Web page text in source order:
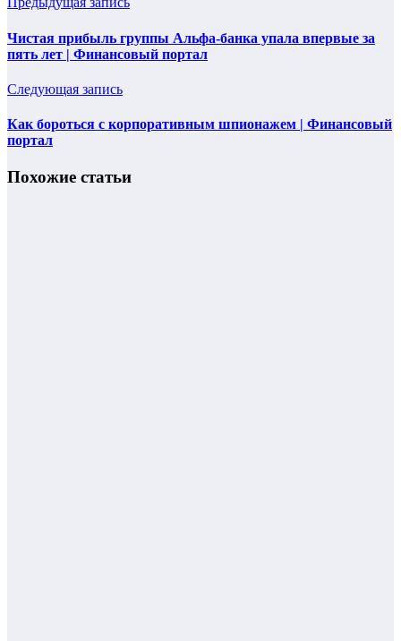
Чистая прибыль группы Альфа-банка упала впервые за
пять лет | Финансовый портал
Следующая запись
Как бороться с корпоративным шпионажем | Финансовый
портал
Похожие статьи